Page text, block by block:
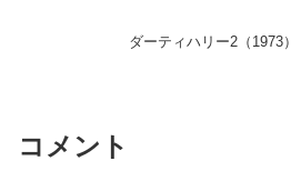
ダーティハリー2（1973）
コメント